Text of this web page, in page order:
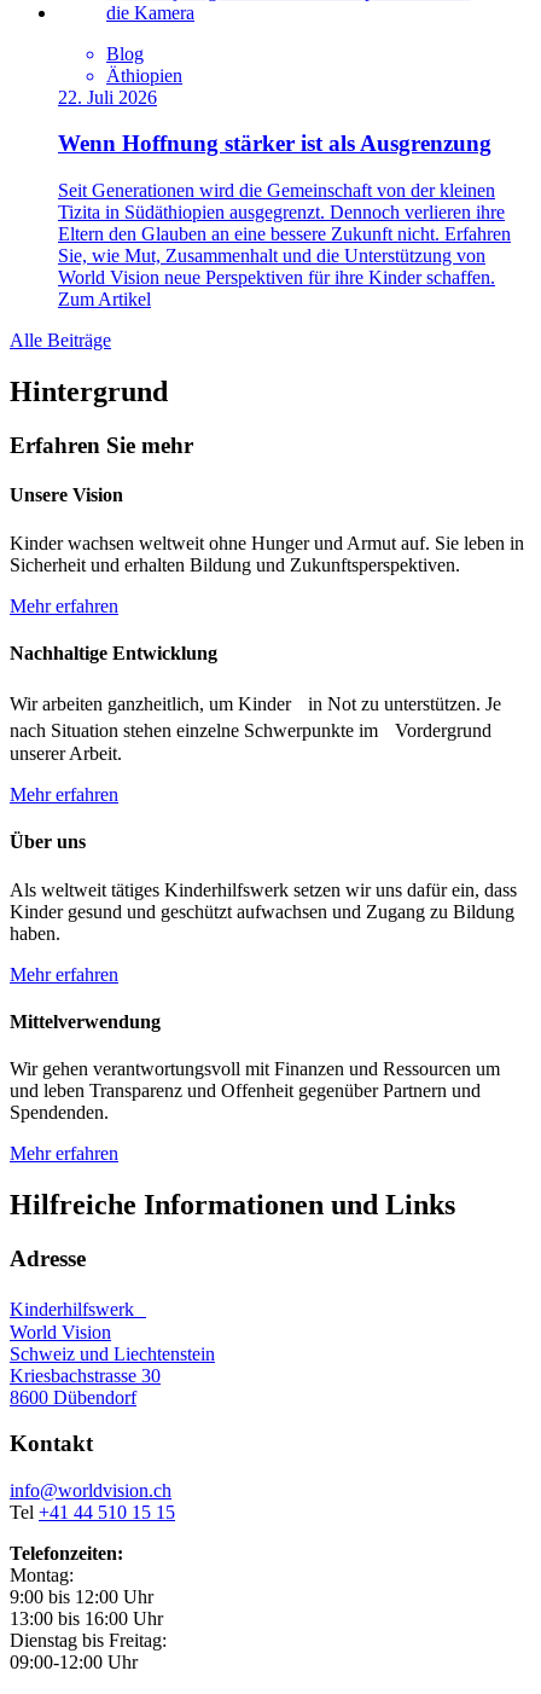
Blog
Äthiopien
22. Juli 2026
Wenn Hoffnung stärker ist als Ausgrenzung
Seit Generationen wird die Gemeinschaft von der kleinen
Tizita in Südäthiopien ausgegrenzt. Dennoch verlieren ihre
Eltern den Glauben an eine bessere Zukunft nicht. Erfahren
Sie, wie Mut, Zusammenhalt und die Unterstützung von
World Vision neue Perspektiven für ihre Kinder schaffen.
Zum Artikel
Alle Beiträge
Hintergrund
Erfahren Sie mehr
Unsere Vision
Kinder wachsen weltweit ohne Hunger und Armut auf. Sie leben in
Sicherheit und erhalten Bildung und Zukunftsperspektiven.
Mehr erfahren
Nachhaltige Entwicklung
Wir arbeiten ganzheitlich, um Kinder in Not zu unterstützen. Je
nach Situation stehen einzelne Schwerpunkte im Vordergrund
unserer Arbeit.
Mehr erfahren
Über uns
Als weltweit tätiges Kinderhilfswerk setzen wir uns dafür ein, dass
Kinder gesund und geschützt aufwachsen und Zugang zu Bildung
haben.
Mehr erfahren
Mittelverwendung
Wir gehen verantwortungsvoll mit Finanzen und Ressourcen um
und leben Transparenz und Offenheit gegenüber Partnern und
Spendenden.
Mehr erfahren
Hilfreiche Informationen und Links
Adresse
Kinderhilfswerk
World Vision
Schweiz und Liechtenstein
Kriesbachstrasse 30
8600 Dübendorf
Kontakt
info@worldvision.ch
Tel +41 44 510 15 15
Telefonzeiten:
Montag:
9:00 bis 12:00 Uhr
13:00 bis 16:00 Uhr
Dienstag bis Freitag:
09:00-12:00 Uhr